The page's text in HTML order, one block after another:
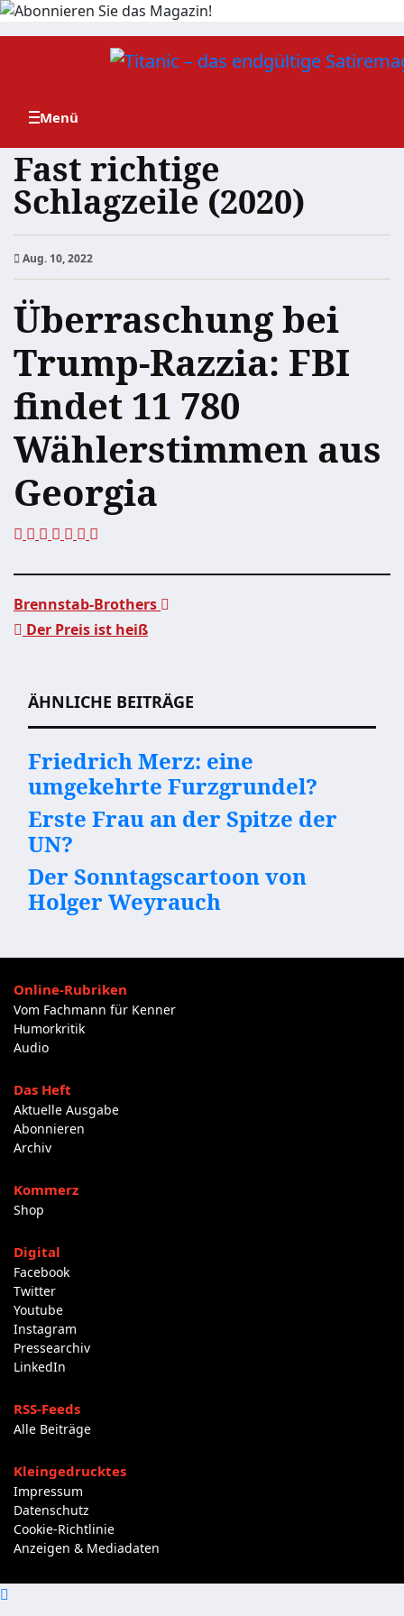
Zum
Fast richtige
Schlagzeile (2020)
Aug. 10, 2022
Überraschung bei
Trump-Razzia: FBI
findet 11 780
Wählerstimmen aus
Georgia
Brennstab-Brothers
Der Preis ist heiß
ÄHNLICHE BEITRÄGE
Friedrich Merz: eine
umgekehrte Furzgrundel?
Erste Frau an der Spitze der
UN?
Der Sonntagscartoon von
Holger Weyrauch
Online-Rubriken
Vom Fachmann für Kenner
Humorkritik
Audio
Das Heft
Aktuelle Ausgabe
Abonnieren
Archiv
Kommerz
Shop
Digital
Facebook
Twitter
Youtube
Instagram
Pressearchiv
LinkedIn
RSS-Feeds
Alle Beiträge
Kleingedrucktes
Impressum
Datenschutz
Cookie-Richtlinie
Anzeigen & Mediadaten